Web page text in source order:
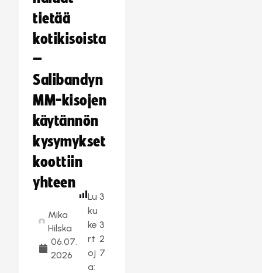
tietää
kotikisoista
–
Salibandyn
MM-kisojen
käytännön
kysymykset
koottiin
yhteen
Mika
Hilska
06.07.
2026
Lu
ku
ke
rt
oj
a:
3
3
2
7